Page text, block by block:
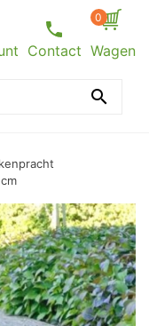
Contact
0
Wagen
